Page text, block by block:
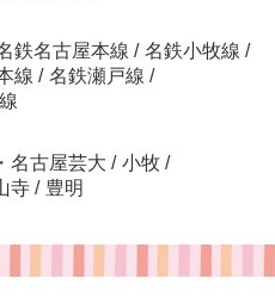
鉄名古屋本線 / 名鉄小牧線 /
線 / 名鉄瀬戸線 /
名古屋芸大 / 小牧 /
寺 / 豊明